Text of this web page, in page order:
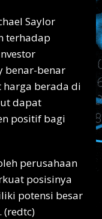
Saylor
terhadap
benar-benar
harga berada di
dapat
positif bagi
perusahaan
posisinya
potensi besar
(redtc)